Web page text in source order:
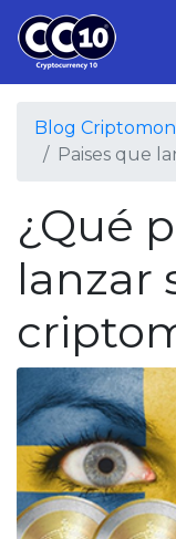
Blog
Paises que
¿Qué
lanzar